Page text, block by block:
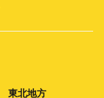
東北地方